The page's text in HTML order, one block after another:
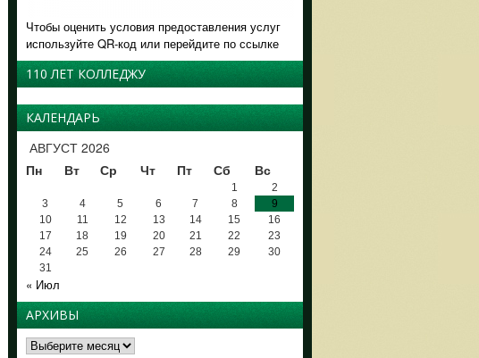
Чтобы оценить условия предоставления услуг
используйте QR-код или перейдите по ссылке
110 ЛЕТ КОЛЛЕДЖУ
КАЛЕНДАРЬ
АВГУСТ 2026
Пн
Вт Ср Чт Пт Сб Вс
1
2
3
4 5 6 7 8
9
10
11 12 13 14 15
16
17
18 19 20 21 22
23
24
25 26 27 28 29
30
31
« Июл
АРХИВЫ
Архивы